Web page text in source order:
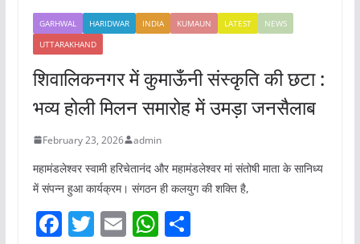
GARHWAL HARIDWAR INDIA KUMAUN LATEST
NEWS
UTTARAKHAND
शिवालिकनगर में कुमाऊँनी संस्कृति की छटा :
भव्य होली मिलन समारोह में उमड़ा जनसैलाब
February 23, 2026 admin
महामंडलेश्वर स्वामी हरिचेतानंद और महामंडलेश्वर मां संतोषी माता के सानिध्य
में संपन्न हुआ कार्यक्रम। संगठन ही कलयुग की शक्ति है,
F T E W S